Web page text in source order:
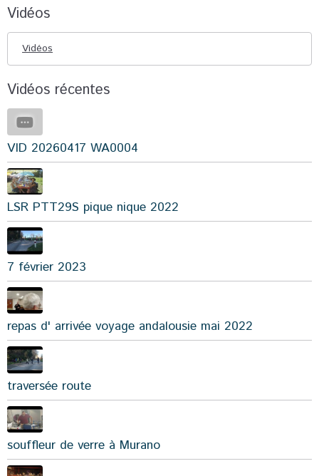
Vidéos
Vidéos
Vidéos récentes
VID 20260417 WA0004
LSR PTT29S pique nique 2022
7 février 2023
repas d' arrivée voyage andalousie mai 2022
traversée route
souffleur de verre à Murano